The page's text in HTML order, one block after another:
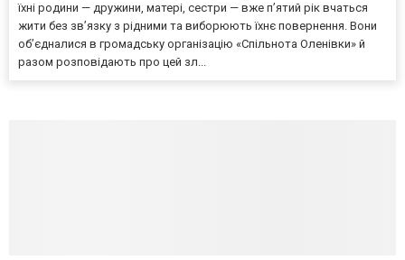
їхні родини — дружини, матері, сестри — вже п’ятий рік вчаться
жити без зв’язку з рідними та виборюють їхнє повернення. Вони
об’єдналися в громадську організацію «Спільнота Оленівки» й
разом розповідають про цей зл...